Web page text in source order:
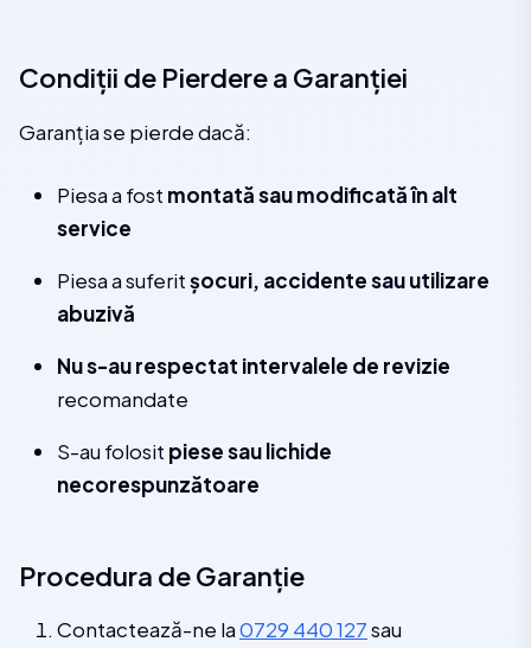
Condiții de Pierdere a Garanției
Garanția se pierde dacă:
Piesa a fost montată sau modificată în alt
service
Piesa a suferitșocuri, accidente sau utilizare
abuzivă
Nu s-au respectat intervalele de revizie
recomandate
S-au folosit piese sau lichide
necorespunzătoare
Procedura de Garanție
Contactează-ne la0729 440 127sau